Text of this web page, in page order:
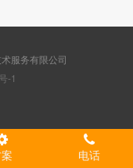
服务有限公司
-1
电话